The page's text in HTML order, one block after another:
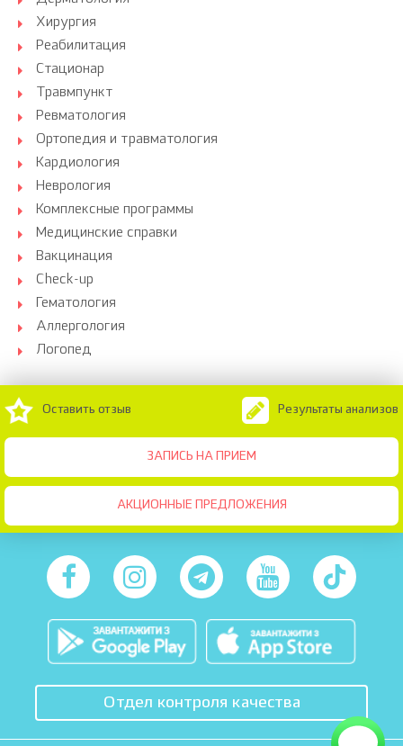
Хирургия
Реабилитация
Стационар
Травмпункт
Ревматология
Ортопедия и травматология
Кардиология
Неврология
Комплексные программы
Медицинские справки
Вакцинация
Check-up
Гематология
Аллергология
Логопед
ЗАПИСЬ НА ПРИЕМ
Оставить отзыв Результаты анализов
АКЦИОННЫЕ ПРЕДЛОЖЕНИЯ
Отдел контроля качества